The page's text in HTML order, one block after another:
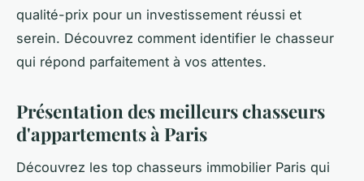
qualité-prix pour un investissement réussi et
serein. Découvrez comment identifier le chasseur
qui répond parfaitement à vos attentes.
Présentation des meilleurs chasseurs
d'appartements à Paris
Découvrez les top chasseurs immobilier Paris qui